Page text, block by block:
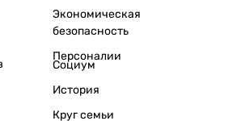
Экономическая
безопасность
Персоналии
Социум
История
Круг семьи